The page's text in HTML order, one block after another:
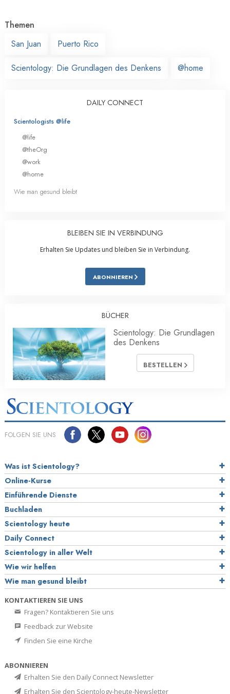
Themen
San Juan
Puerto Rico
Scientology: Die Grundlagen des Denkens @home
DAILY CONNECT
Scientologists @life
@life
@theOrg
@work
@home
Wie man gesund bleibt
BLEIBEN SIE IN VERBINDUNG
Erhalten Sie Updates und bleiben Sie in Verbindung.
ABONNIEREN
BÜCHER
Scientology: Die Grundlagen
des Denkens
BESTELLEN
FOLGEN SIE UNS
Was ist Scientology?
Online-Kurse
Einführende Dienste
Buchladen
Scientology heute
Daily Connect
Scientology in aller Welt
Wie wir helfen
Wie man gesund bleibt
KONTAKTIEREN SIE UNS
Fragen? Kontaktieren Sie uns
Feedback zur Website
Finden Sie eine Kirche
ABONNIEREN
Erhalten Sie den Daily Connect Newsletter
Erhalten Sie den Scientology-heute-Newsletter